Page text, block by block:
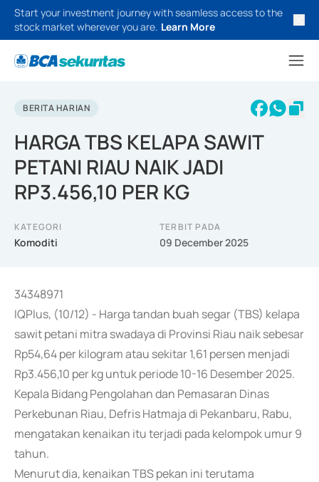
Start your investment journey with seamless access to the
stock market wherever you are. Learn More
BERITA HARIAN
HARGA TBS KELAPA SAWIT
PETANI RIAU NAIK JADI
RP3.456,10 PER KG
KATEGORI
Komoditi
TERBIT PADA
09 December 2025
34348971
IQPlus, (10/12) - Harga tandan buah segar (TBS) kelapa
sawit petani mitra swadaya di Provinsi Riau naik sebesar
Rp54,64 per kilogram atau sekitar 1,61 persen menjadi
Rp3.456,10 per kg untuk periode 10-16 Desember 2025.
Kepala Bidang Pengolahan dan Pemasaran Dinas
Perkebunan Riau, Defris Hatmaja di Pekanbaru, Rabu,
mengatakan kenaikan itu terjadi pada kelompok umur 9
tahun.
Menurut dia, kenaikan TBS pekan ini terutama